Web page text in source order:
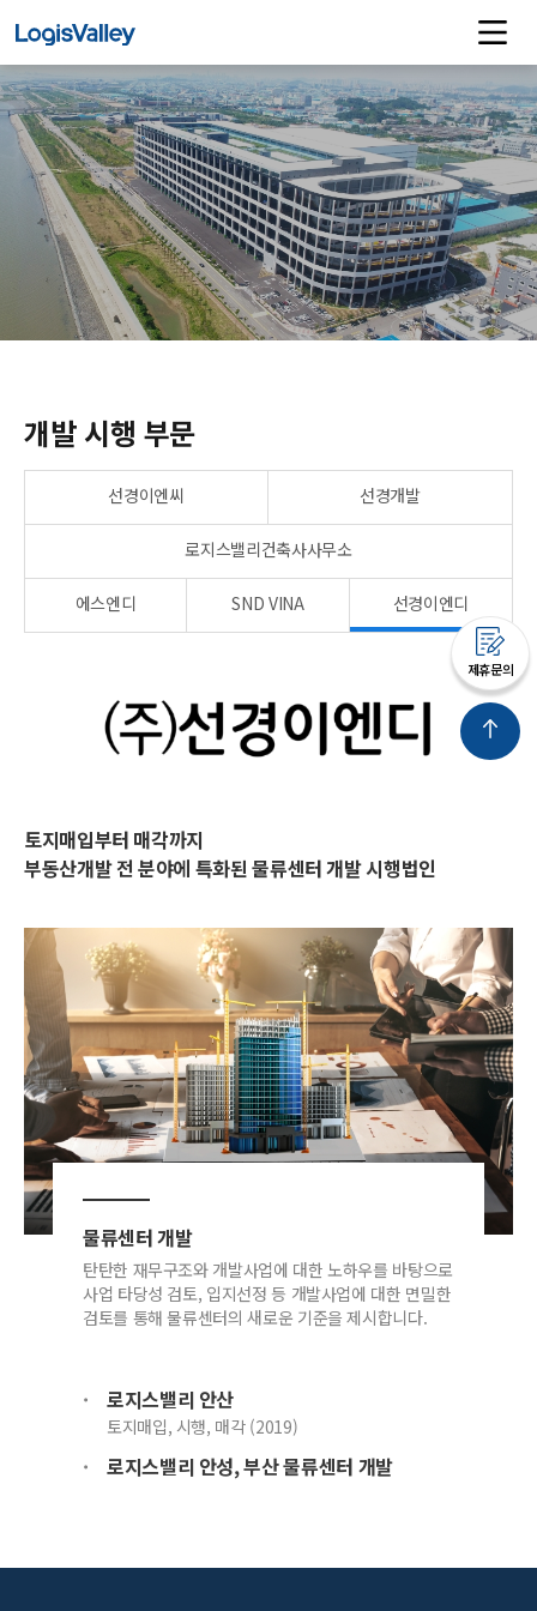
제휴문의
개발 시행 부문
선경이엔씨 선경개발
로지스밸리건축사사무소
에스엔디 SND VINA 선경이엔디
토지매입부터 매각까지
부동산개발 전 분야에 특화된 물류센터 개발 시행법인
물류센터 개발
탄탄한 재무구조와 개발사업에 대한 노하우를 바탕으로
사업 타당성 검토, 입지선정 등 개발사업에 대한 면밀한
검토를 통해 물류센터의 새로운 기준을 제시합니다.
로지스밸리 안산
토지매입, 시행, 매각 (2019)
로지스밸리 안성, 부산 물류센터 개발